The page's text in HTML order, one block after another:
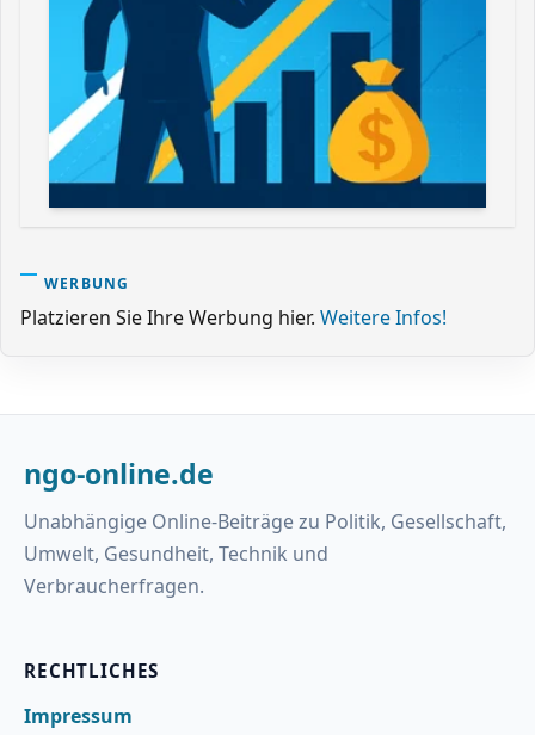
WERBUNG
Platzieren Sie Ihre Werbung hier. Weitere Infos!
ngo-online.de
Unabhängige Online-Beiträge zu Politik, Gesellschaft,
Umwelt, Gesundheit, Technik und
Verbraucherfragen.
RECHTLICHES
Impressum